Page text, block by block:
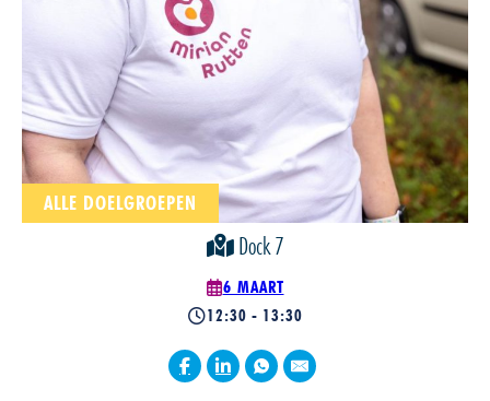
ALLE DOELGROEPEN
Dock 7
6 MAART
12:30 - 13:30